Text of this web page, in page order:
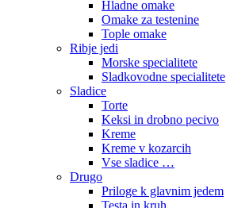
Hladne omake
Omake za testenine
Tople omake
Ribje jedi
Morske specialitete
Sladkovodne specialitete
Sladice
Torte
Keksi in drobno pecivo
Kreme
Kreme v kozarcih
Vse sladice …
Drugo
Priloge k glavnim jedem
Testa in kruh